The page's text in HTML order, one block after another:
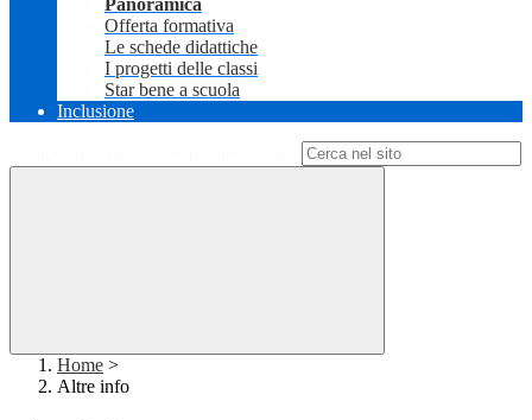
Panoramica
Offerta formativa
Le schede didattiche
I progetti delle classi
Star bene a scuola
Inclusione
Home >
Altre info